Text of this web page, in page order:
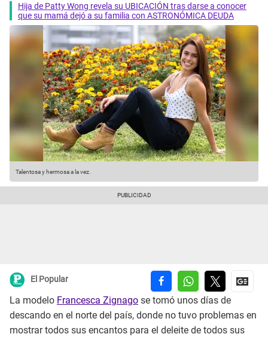
Hija de Patty Wong revela su UBICACIÓN tras darse a conocer
que su mamá dejó a su familia con ASTRONÓMICA DEUDA
Talentosa y hermosa a la vez.
El Popular
La modelo Francesca Zignago se tomó unos días de
descando en el norte del país, donde no tuvo problemas en
mostrar todos sus encantos para el deleite de todos sus